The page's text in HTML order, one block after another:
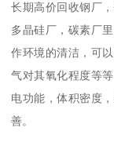
长期高价回收钢厂
多晶硅厂，碳素厂
作环境的清洁，可
气对其氧化程度等
电功能，体积密度
善。